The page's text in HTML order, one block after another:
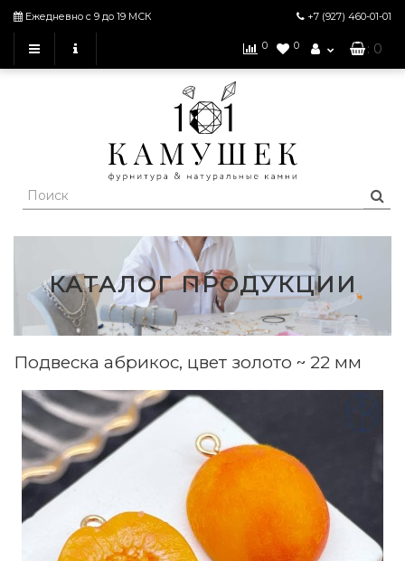
Ежедневно с 9 до 19 МСК +7 (927) 460-01-01
0 0 : 0
КАТАЛОГ ПРОДУКЦИИ
Подвеска абрикос, цвет золото ~ 22 мм